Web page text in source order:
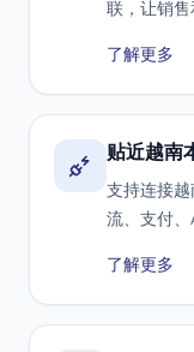
联，让销售
了解更多
贴近越南
支持连接
流、支付、
了解更多